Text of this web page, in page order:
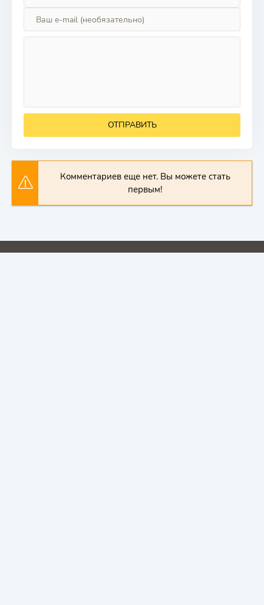
ОТПРАВИТЬ
Комментариев еще нет. Вы можете стать
первым!